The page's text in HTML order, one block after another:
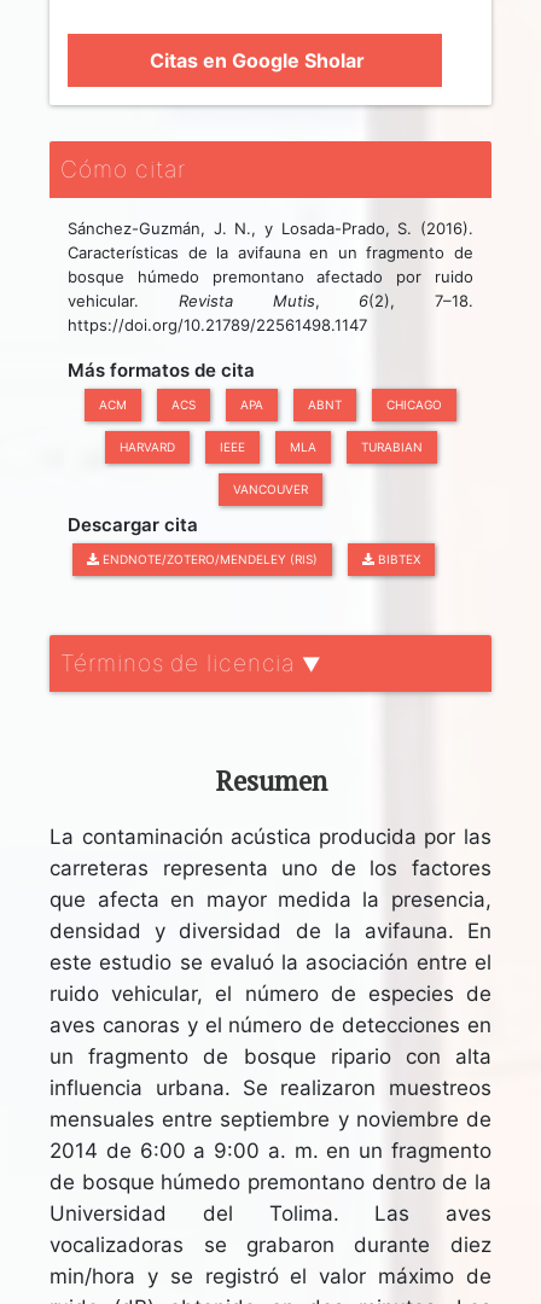
Citas en Google Sholar
Cómo citar
Sánchez-Guzmán, J. N., y Losada-Prado, S. (2016).
Características de la avifauna en un fragmento de
bosque húmedo premontano afectado por ruido
vehicular. Revista Mutis, 6(2), 7–18.
https://doi.org/10.21789/22561498.1147
Más formatos de cita
ACM ACS APA ABNT CHICAGO
HARVARD IEEE MLA TURABIAN
VANCOUVER
Descargar cita
ENDNOTE/ZOTERO/MENDELEY (RIS) BIBTEX
Términos de licencia ▼
Resumen
La contaminación acústica producida por las
carreteras representa uno de los factores
que afecta en mayor medida la presencia,
densidad y diversidad de la avifauna. En
este estudio se evaluó la asociación entre el
ruido vehicular, el número de especies de
aves canoras y el número de detecciones en
un fragmento de bosque ripario con alta
influencia urbana. Se realizaron muestreos
mensuales entre septiembre y noviembre de
2014 de 6:00 a 9:00 a. m. en un fragmento
de bosque húmedo premontano dentro de la
Universidad del Tolima. Las aves
vocalizadoras se grabaron durante diez
min/hora y se registró el valor máximo de